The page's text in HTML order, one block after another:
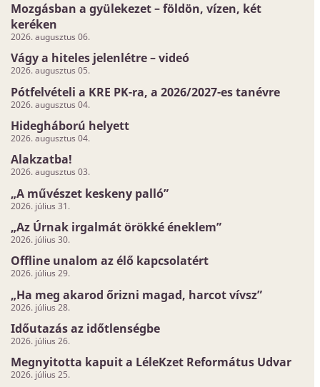
Mozgásban a gyülekezet – földön, vízen, két
keréken
2026. augusztus 06.
Vágy a hiteles jelenlétre – videó
2026. augusztus 05.
Pótfelvételi a KRE PK-ra, a 2026/2027-es tanévre
2026. augusztus 04.
Hidegháború helyett
2026. augusztus 04.
Alakzatba!
2026. augusztus 03.
„A művészet keskeny palló”
2026. július 31.
„Az Úrnak irgalmát örökké éneklem”
2026. július 30.
Offline unalom az élő kapcsolatért
2026. július 29.
„Ha meg akarod őrizni magad, harcot vívsz”
2026. július 28.
Időutazás az időtlenségbe
2026. július 26.
Megnyitotta kapuit a LéleKzet Református Udvar
2026. július 25.